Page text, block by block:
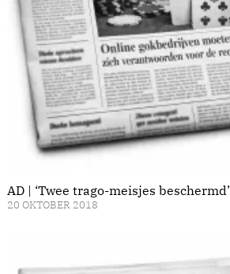
AD | ‘Twee trago-meisjes beschermd’
20 OKTOBER 2018